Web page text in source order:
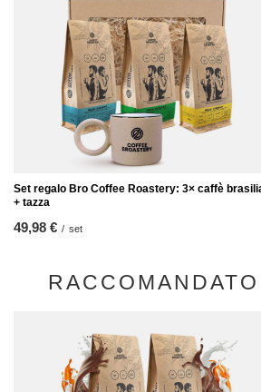
Set regalo Bro Coffee Roastery: 3× caffè
+ tazza
49,98 € / set